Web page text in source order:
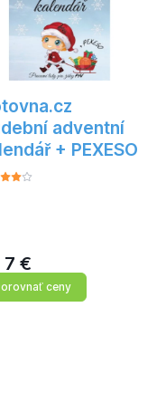
adventní
+ PEXESO
7 €
ceny